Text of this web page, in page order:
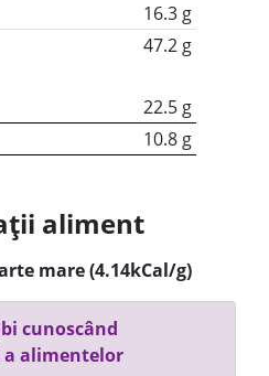
16.3 g
47.2 g
22.5 g
10.8 g
aliment
mare (4.14kCal/g)
cunoscând
a alimentelor